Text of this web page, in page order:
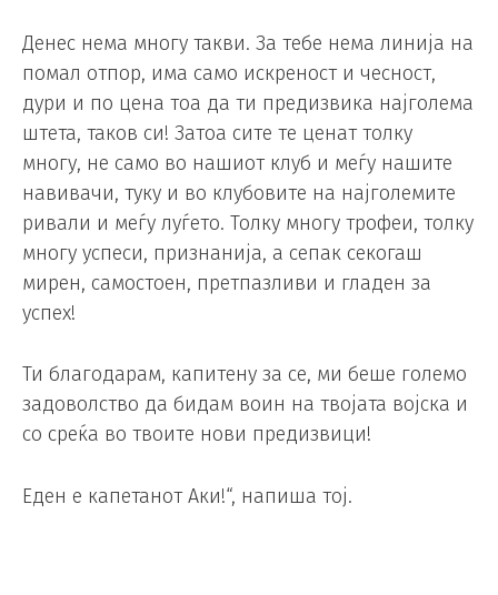
Денес нема многу такви. За тебе нема линија на
помал отпор, има само искреност и чесност,
дури и по цена тоа да ти предизвика најголема
штета, таков си! Затоа сите те ценат толку
многу, не само во нашиот клуб и меѓу нашите
навивачи, туку и во клубовите на најголемите
ривали и меѓу луѓето. Толку многу трофеи, толку
многу успеси, признанија, а сепак секогаш
мирен, самостоен, претпазливи и гладен за
успех!
Ти благодарам, капитену за се, ми беше големо
задоволство да бидам воин на твојата војска и
со среќа во твоите нови предизвици!
Еден е капетанот Аки!“, напиша тој.